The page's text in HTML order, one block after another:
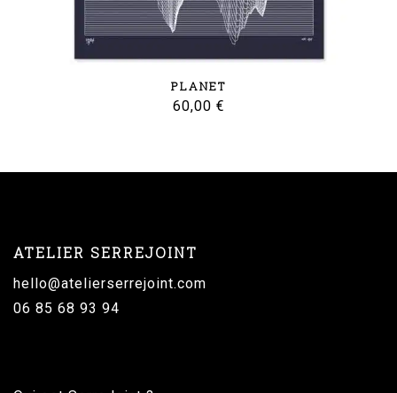
PLANET
60,00 €
ATELIER SERREJOINT
hello@atelierserrejoint.com
06 85 68 93 94